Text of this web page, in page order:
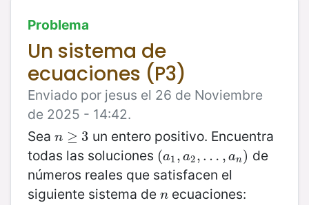
Problema
Un sistema de
ecuaciones (P3)
Enviado por jesus el 26 de Noviembre
de 2025 - 14:42.
Sea n ≥ 3
n≥3
un entero positivo. Encuentra
todas las soluciones (a1, a2, … , an)
(a1 ,a2,… ,a n)
de
números reales que satisfacen el
siguiente sistema de n
n ecuaciones: